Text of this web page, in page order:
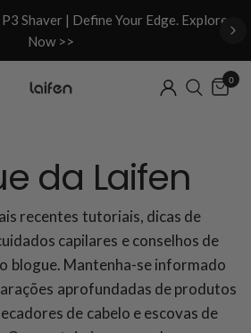
Shaver | Define Your Edge. Explore
Now >>
0
da Laifen
recentes tutoriais, dicas de
capilares e conselhos de
blogue. Mantenha-se informado
aprofundadas de produtos
de cabelo e escovas de